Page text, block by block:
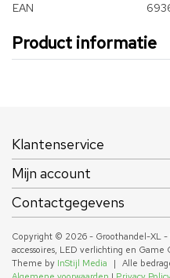
EAN
Product informatie
Klantenservice
Mijn account
Contactgegevens
Copyright © 2026 - Groothandel-XL
accessoires, LED verlichting en Game
Theme by InStijl Media |
Alle